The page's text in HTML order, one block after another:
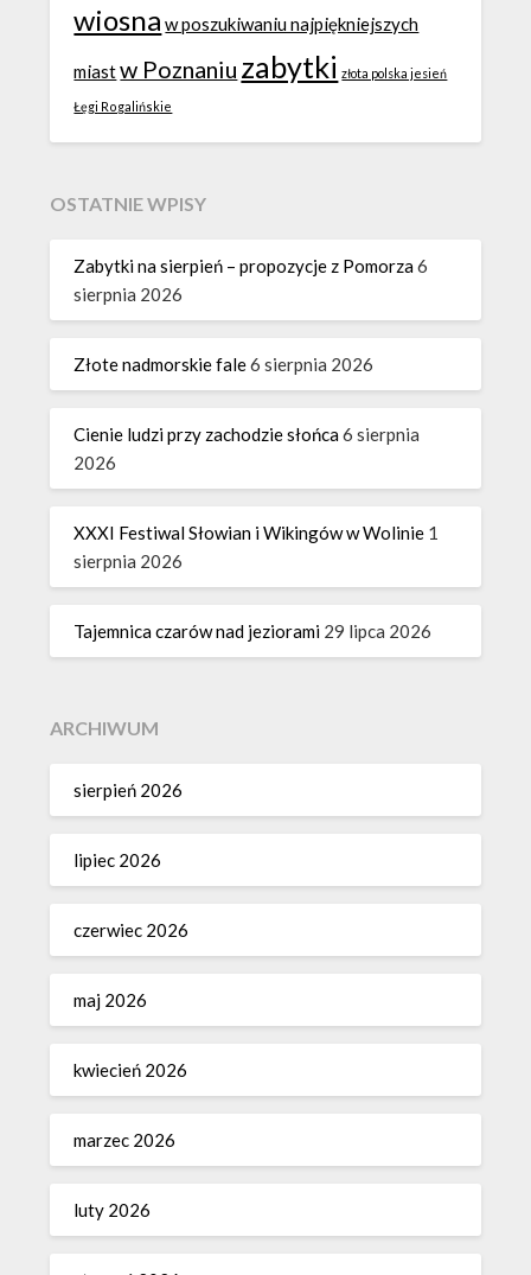
wiosna w poszukiwaniu najpiękniejszych
miastw Poznaniu zabytki złota polska jesień
Łęgi Rogalińskie
OSTATNIE WPISY
Zabytki na sierpień – propozycje z Pomorza6
sierpnia 2026
Złote nadmorskie fale6 sierpnia 2026
Cienie ludzi przy zachodzie słońca6 sierpnia
2026
XXXI Festiwal Słowian i Wikingów w Wolinie 1
sierpnia 2026
Tajemnica czarów nad jeziorami 29 lipca 2026
ARCHIWUM
sierpień 2026
lipiec 2026
czerwiec 2026
maj 2026
kwiecień 2026
marzec 2026
luty 2026